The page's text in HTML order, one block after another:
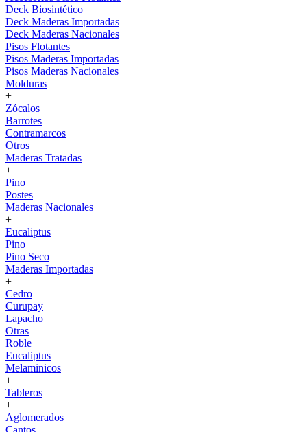
Deck Biosintético
Deck Maderas Importadas
Deck Maderas Nacionales
Pisos Flotantes
Pisos Maderas Importadas
Pisos Maderas Nacionales
Molduras
+
Zócalos
Barrotes
Contramarcos
Otros
Maderas Tratadas
+
Pino
Postes
Maderas Nacionales
+
Eucaliptus
Pino
Pino Seco
Maderas Importadas
+
Cedro
Curupay
Lapacho
Otras
Roble
Eucaliptus
Melaminicos
+
Tableros
+
Aglomerados
Cantos